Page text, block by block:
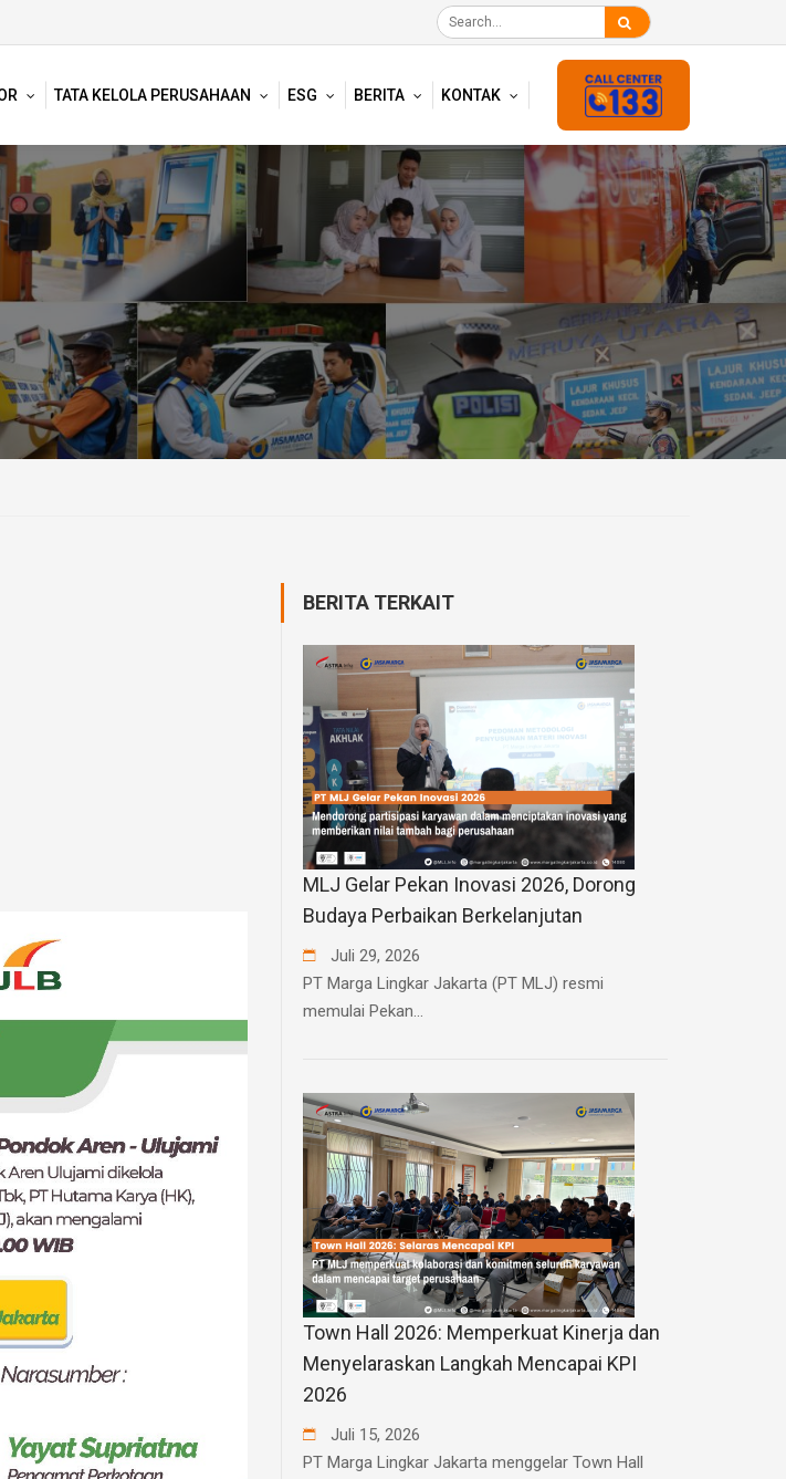
TATA KELOLA PERUSAHAAN ESG BERITA KONTAK
BERITA TERKAIT
MLJ Gelar Pekan Inovasi 2026, Dorong
Budaya Perbaikan Berkelanjutan
Juli 29, 2026
PT Marga Lingkar Jakarta (PT MLJ) resmi
memulai Pekan...
Town Hall 2026: Memperkuat Kinerja dan
Menyelaraskan Langkah Mencapai KPI
2026
Juli 15, 2026
PT Marga Lingkar Jakarta menggelar Town Hall